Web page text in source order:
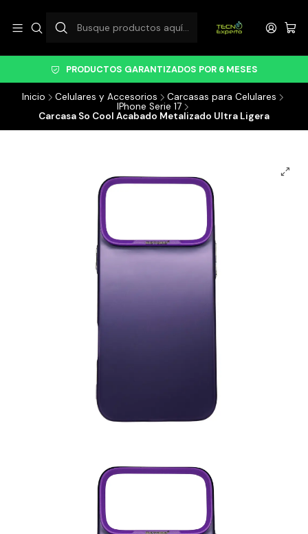
PRODUCTOS GARANTIZADOS POR 6 MESES
Inicio Celulares y Accesorios
Carcasas para Celulares
IPhone Serie 17
Carcasa So Cool Acabado Metalizado Ultra Ligera